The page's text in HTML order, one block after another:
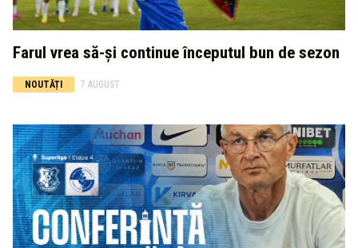
Farul vrea să-și continue începutul bun de sezon
NOUTĂȚI 7 AUGUST